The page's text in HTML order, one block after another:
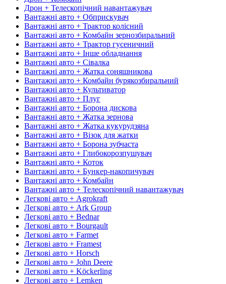
Дрон + Телескопічний навантажувач
Вантажні авто + Обприскувач
Вантажні авто + Трактор колісний
Вантажні авто + Комбайн зернозбиральний
Вантажні авто + Трактор гусеничний
Вантажні авто + Інше обладнання
Вантажні авто + Сівалка
Вантажні авто + Жатка соняшникова
Вантажні авто + Комбайн бурякозбиральний
Вантажні авто + Культиватор
Вантажні авто + Плуг
Вантажні авто + Борона дискова
Вантажні авто + Жатка зернова
Вантажні авто + Жатка кукурудзяна
Вантажні авто + Візок для жатки
Вантажні авто + Борона зубчаста
Вантажні авто + Глибокорозпушувач
Вантажні авто + Коток
Вантажні авто + Бункер-накопичувач
Вантажні авто + Комбайн
Вантажні авто + Телескопічний навантажувач
Легкові авто + Agrokraft
Легкові авто + Ark Group
Легкові авто + Bednar
Легкові авто + Bourgault
Легкові авто + Farmet
Легкові авто + Framest
Легкові авто + Horsch
Легкові авто + John Deere
Легкові авто + Köckerling
Легкові авто + Lemken